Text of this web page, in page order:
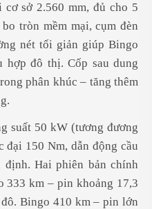
sở 2.560 mm, đủ cho 5
tròn mềm mại, cụm đèn
nét tối giản giúp Bingo
hợp đô thị. Cốp sau dung
phân khúc – tăng thêm
suất 50 kW (tương đương
đại 150 Nm, dẫn động cầu
Hai phiên bản chính
333 km – pin khoảng 17,3
Bingo 410 km – pin lớn